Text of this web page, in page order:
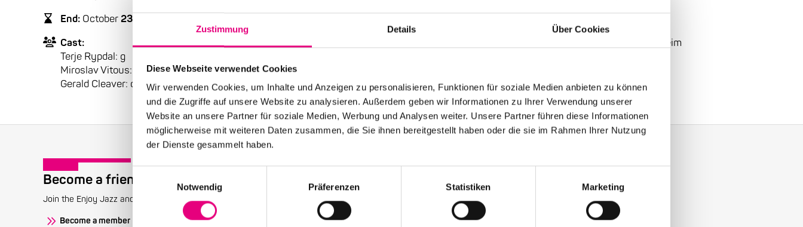
Zustimmung Details Über Cookies
Diese Webseite verwendet Cookies
Wir verwenden Cookies, um Inhalte und Anzeigen zu personalisieren, Funktionen für soziale Medien anbieten zu können
und die Zugriffe auf unsere Website zu analysieren. Außerdem geben wir Informationen zu Ihrer Verwendung unserer
Website an unsere Partner für soziale Medien, Werbung und Analysen weiter. Unsere Partner führen diese Informationen
möglicherweise mit weiteren Daten zusammen, die Sie ihnen bereitgestellt haben oder die sie im Rahmen Ihrer Nutzung
der Dienste gesammelt haben.
Notwendig
Präferenzen Statistiken Marketing
End: October23
Cast:
Terje Rypdal: g
Miroslav Vitous: b
Gerald Cleaver: dr
, Mannheim
Become a friend!
Join the Enjoy Jazz and receive exclusive information about the festival.
Become a member
Stay up to date!
Receive the latest news regularly with our Enjoy Jazz.
Subscribe to our newsletter